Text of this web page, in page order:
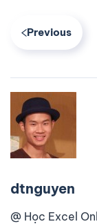
Previous
dtnguyen
@ Học Excel